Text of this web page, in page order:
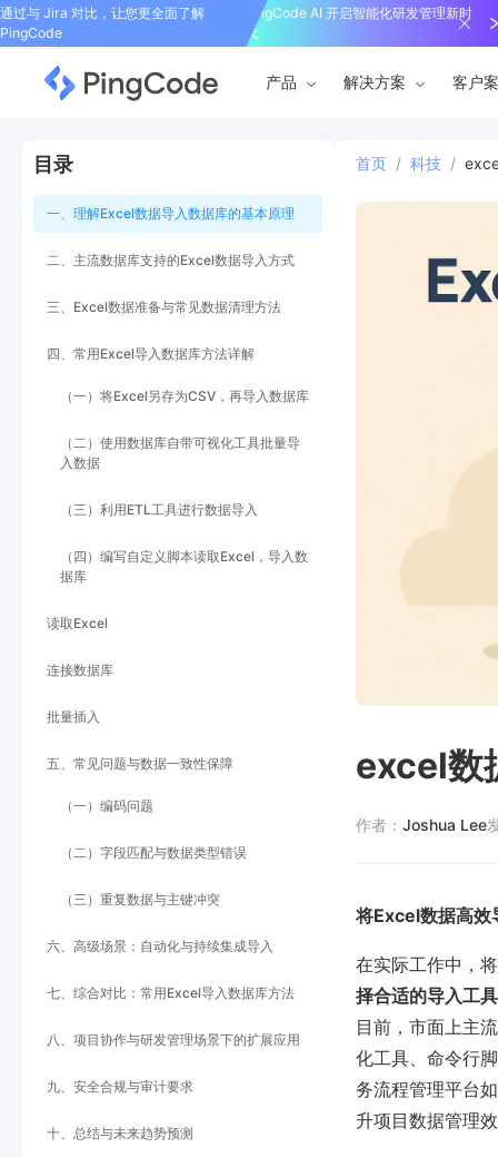
通过与 Jira 对比，让您更全面了解
PingCode
PingCode AI 开启智能化研发管理新时
代
产品 解决方案 客户
目录
一、理解Excel数据导入数据库的基本原理
二、主流数据库支持的Excel数据导入方式
三、Excel数据准备与常见数据清理方法
四、常用Excel导入数据库方法详解
（一）将Excel另存为CSV，再导入数据库
（二）使用数据库自带可视化工具批量导
入数据
（三）利用ETL工具进行数据导入
（四）编写自定义脚本读取Excel，导入数
据库
读取Excel
连接数据库
批量插入
五、常见问题与数据一致性保障
（一）编码问题
（二）字段匹配与数据类型错误
（三）重复数据与主键冲突
六、高级场景：自动化与持续集成导入
七、综合对比：常用Excel导入数据库方法
八、项目协作与研发管理场景下的扩展应用
九、安全合规与审计要求
十、总结与未来趋势预测
首页 / 科技 /
excel数
作者： Joshua Lee
将Excel数据高效
在实际工作中，
择合适的导入工
目前，市面上主
化工具、命令行
务流程管理平台
升项目数据管理